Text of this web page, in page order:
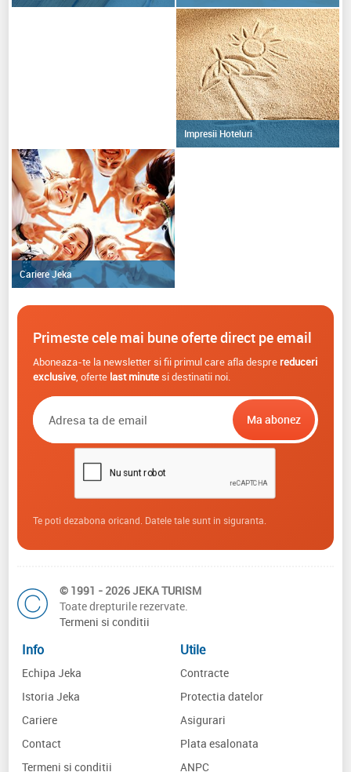
Impresii Hoteluri
Cariere Jeka
Primeste cele mai bune oferte direct pe email
Aboneaza-te la newsletter si fii primul care afla despre reduceri
exclusive, oferte last minutesi destinatii noi.
Te poti dezabona oricand. Datele tale sunt in siguranta.
© 1991 - 2026 JEKA TURISM
Toate drepturile rezervate.
Termeni si conditii
Info
Echipa Jeka
Istoria Jeka
Cariere
Contact
Termeni si conditii
Utile
Contracte
Protectia datelor
Asigurari
Plata esalonata
ANPC